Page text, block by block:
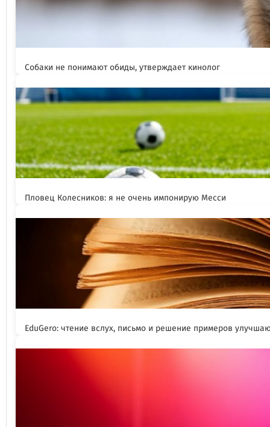
Собаки не понимают обиды, утверждает кинолог
Пловец Колесников: я не очень импонирую Месси
EduGero: чтение вслух, письмо и решение примеров